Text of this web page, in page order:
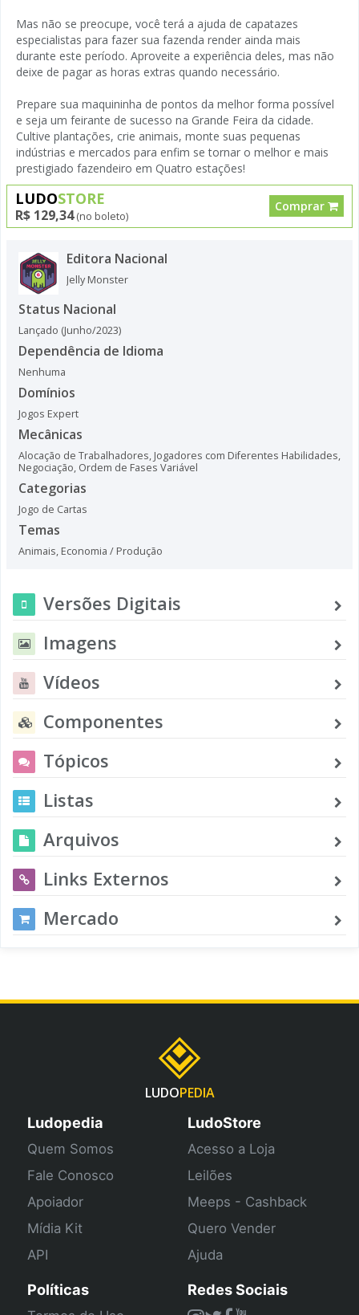
Mas não se preocupe, você terá a ajuda de capatazes
especialistas para fazer sua fazenda render ainda mais
durante este período. Aproveite a experiência deles, mas não
deixe de pagar as horas extras quando necessário.
Prepare sua maquininha de pontos da melhor forma possível
e seja um feirante de sucesso na Grande Feira da cidade.
Cultive plantações, crie animais, monte suas pequenas
indústrias e mercados para enfim se tornar o melhor e mais
prestigiado fazendeiro em Quatro estações!
LUDOSTORE
R$ 129,34(no boleto)
Comprar
Editora Nacional
Jelly Monster
Status Nacional
Lançado (Junho/2023)
Dependência de Idioma
Nenhuma
Domínios
Jogos Expert
Mecânicas
Alocação de Trabalhadores, Jogadores com Diferentes Habilidades,
Negociação, Ordem de Fases Variável
Categorias
Jogo de Cartas
Temas
Animais, Economia / Produção
Versões Digitais
Imagens
Vídeos
Componentes
Tópicos
Listas
Arquivos
Links Externos
Mercado
LUDOPEDIA
Ludopedia
Quem Somos
Fale Conosco
Apoiador
Mídia Kit
API
LudoStore
Acesso a Loja
Leilões
Meeps - Cashback
Quero Vender
Ajuda
Políticas Redes Sociais